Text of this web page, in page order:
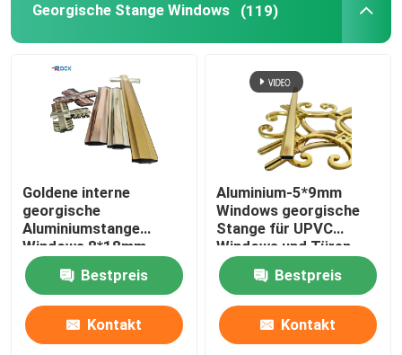
Georgische Stange Windows (119)
Goldene interne
georgische
Aluminiumstange
Windows 8*18mm
Bestpreis
Kontakt
Aluminium-5*9mm
Windows georgische
Stange für UPVC
Windows und Türen
Bestpreis
Kontakt